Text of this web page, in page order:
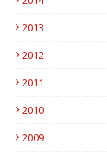
2013
2012
2011
2010
2009